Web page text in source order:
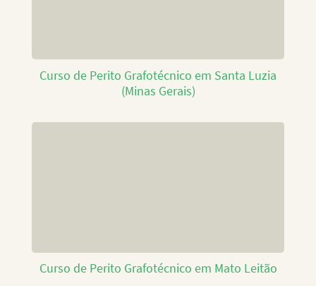
Curso de Perito Grafotécnico em Santa Luzia
(Minas Gerais)
Curso de Perito Grafotécnico em Mato Leitão